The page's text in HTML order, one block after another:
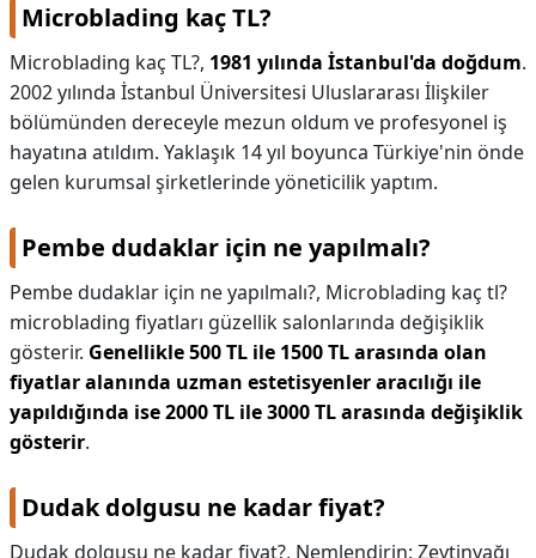
Microblading kaç TL?
Microblading kaç TL?, 1981 yılında İstanbul'da doğdum.
2002 yılında İstanbul Üniversitesi Uluslararası İlişkiler
bölümünden dereceyle mezun oldum ve profesyonel iş
hayatına atıldım. Yaklaşık 14 yıl boyunca Türkiye'nin önde
gelen kurumsal şirketlerinde yöneticilik yaptım.
Pembe dudaklar için ne yapılmalı?
Pembe dudaklar için ne yapılmalı?, Microblading kaç tl?
microblading fiyatları güzellik salonlarında değişiklik
gösterir. Genellikle 500 TL ile 1500 TL arasında olan
fiyatlar alanında uzman estetisyenler aracılığı ile
yapıldığında ise 2000 TL ile 3000 TL arasında değişiklik
gösterir.
Dudak dolgusu ne kadar fiyat?
Dudak dolgusu ne kadar fiyat?, Nemlendirin: Zeytinyağı